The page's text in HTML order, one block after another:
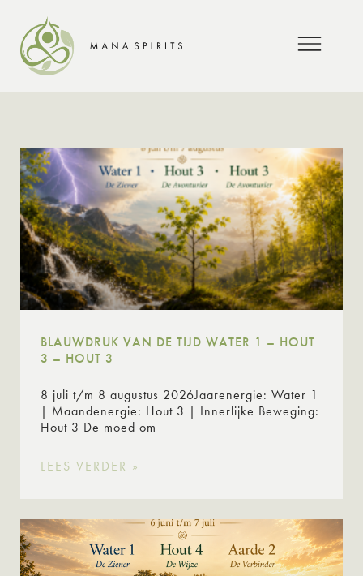
BLAUWDRUK VAN DE TIJD WATER 1 – HOUT
3 – HOUT 3
8 juli t/m 8 augustus 2026Jaarenergie: Water 1
| Maandenergie: Hout 3 | Innerlijke Beweging:
Hout 3 De moed om
LEES VERDER »